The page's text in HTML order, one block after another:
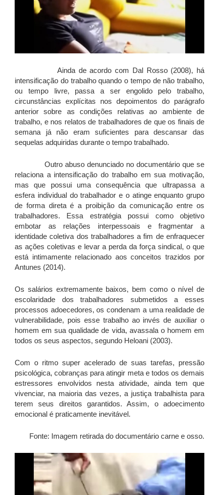
Ainda de acordo com Dal Rosso (2008), há
intensificação do trabalho quando o tempo de não trabalho,
ou tempo livre, passa a ser engolido pelo trabalho,
circunstâncias explícitas nos depoimentos do parágrafo
anterior sobre as condições relativas ao ambiente de
trabalho, e nos relatos de trabalhadores de que os finais de
semana já não eram suficientes para descansar das
sequelas adquiridas durante o tempo trabalhado.
Outro abuso denunciado no documentário que se
relaciona a intensificação do trabalho em sua motivação,
mas que possui uma consequência que ultrapassa a
esfera individual do trabalhador e o atinge enquanto grupo
de forma direta é a proibição da comunicação entre os
trabalhadores. Essa estratégia possui como objetivo
embotar as relações interpessoais e fragmentar a
identidade coletiva dos trabalhadores a fim de enfraquecer
as ações coletivas e levar a perda da força sindical, o que
está intimamente relacionado aos conceitos trazidos por
Antunes (2014).
Os salários extremamente baixos, bem como o nível de
escolaridade dos trabalhadores submetidos a esses
processos adoecedores, os condenam a uma realidade de
vulnerabilidade, pois esse trabalho ao invés de auxiliar o
homem em sua qualidade de vida, avassala o homem em
todos os seus aspectos, segundo Heloani (2003).
Com o ritmo super acelerado de suas tarefas, pressão
psicológica, cobranças para atingir meta e todos os demais
estressores envolvidos nesta atividade, ainda tem que
vivenciar, na maioria das vezes, a justiça trabalhista para
terem seus direitos garantidos. Assim, o adoecimento
emocional é praticamente inevitável.
Fonte: Imagem retirada do documentário carne e osso.